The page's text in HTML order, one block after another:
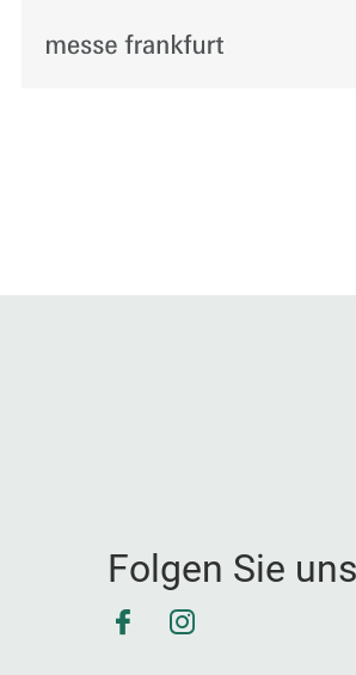
Folgen Sie uns
FacebookInstagram